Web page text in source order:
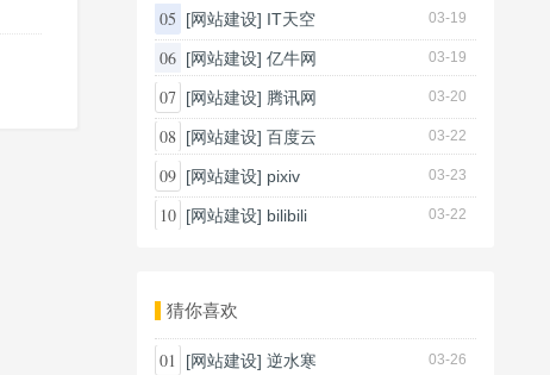
05 [网站建设] IT天空 03-19
06 [网站建设] 亿牛网 03-19
07 [网站建设] 腾讯网 03-20
08 [网站建设] 百度云 03-22
09 [网站建设] pixiv 03-23
10 [网站建设] bilibili 03-22
猜你喜欢
01 [网站建设] 逆水寒 03-26